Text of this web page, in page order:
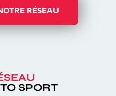
RÉSEAU
SPORT